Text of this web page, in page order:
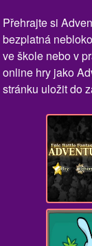
Přehrajte si
bezplatná
ve škole nebo v
online hry jako
stránku uložit do